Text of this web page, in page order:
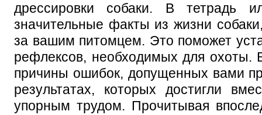
дрессировки собаки. В тетрадь
значительные факты из жизни
за вашим питомцем. Это поможет
рефлексов, необходимых для охоты.
причины ошибок, допущенных вами
результатах, которых достигли
упорным трудом. Прочитывая